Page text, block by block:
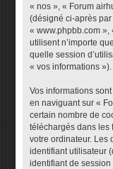
« nos », « Forum
(désigné ci-après
« www.phpbb.com
utilisent n’importe
quelle session
« vos informations »).
Vos informations
en naviguant sur «
certain nombre de
téléchargés dans les
votre ordinateur. Les
identifiant utilisateur
identifiant de